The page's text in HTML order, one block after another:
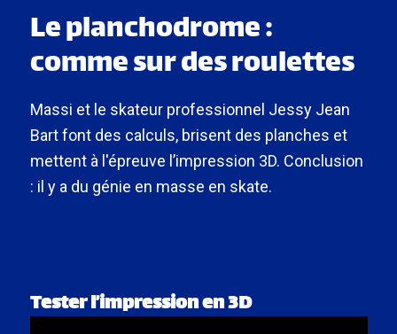
Le planchodrome :
comme sur des roulettes
Massi et le skateur professionnel Jessy Jean
Bart font des calculs, brisent des planches et
mettent à l'épreuve l’impression 3D. Conclusion
: il y a du génie en masse en skate.
Tester l’impression en 3D